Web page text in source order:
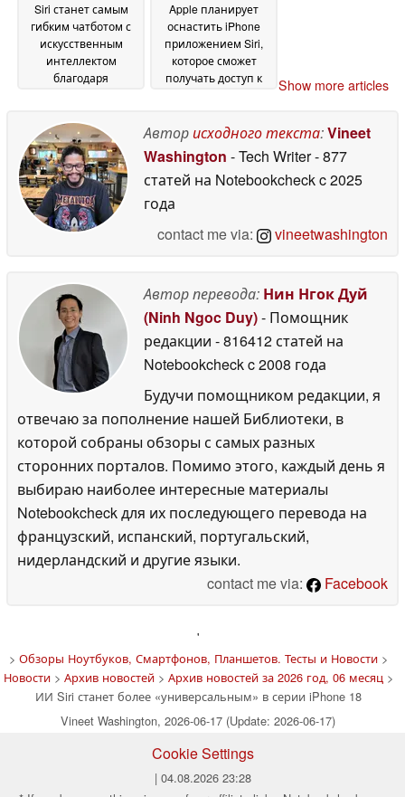
Siri станет самым
гибким чатботом с
искусственным
интеллектом
благодаря
Apple планирует
оснастить iPhone
приложением Siri,
которое сможет
получать доступ к
March 2026
Show more articles
Авторисходного текста:Vineet
Washington - Tech Writer- 877
статей на Notebookcheckc 2025
года
contact me via:
vineetwashington
Автор перевода: Нин Нгок Дуй
(Ninh Ngoc Duy)- Помощник
редакции - 816412 статей на
Notebookcheckc 2008 года
Будучи помощником редакции, я
отвечаю за пополнение нашей Библиотеки, в
которой собраны обзоры с самых разных
сторонних порталов. Помимо этого, каждый день я
выбираю наиболее интересные материалы
Notebookcheck для их последующего перевода на
французский, испанский, португальский,
нидерландский и другие языки.
contact me via:
Facebook
'
> Обзоры Ноутбуков, Смартфонов, Планшетов. Тесты и Новости>
Новости> Архив новостей> Архив новостей за 2026 год, 06 месяц>
ИИ Siri станет более «универсальным» в серии iPhone 18
Vineet Washington, 2026-06-17 (Update: 2026-06-17)
Cookie Settings
| 04.08.2026 23:28